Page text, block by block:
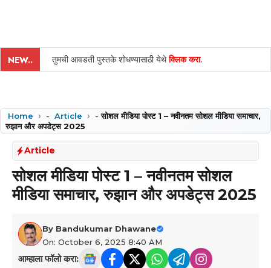
NEW.. तुमची आवडती पुस्तके शोधण्यासाठी येथेक्लिक करा.
Home - Article -सोशल मीडिया पोस्ट 1 – नवीनतम सोशल मीडिया समाचार,
रुझान और अपडेट्स 2025
Article
सोशल मीडिया पोस्ट 1 – नवीनतम सोशल
मीडिया समाचार, रुझान और अपडेट्स 2025
By Bandukumar Dhawane
On: October 6, 2025 8:40 AM
आम्हाला फॉलो करा: